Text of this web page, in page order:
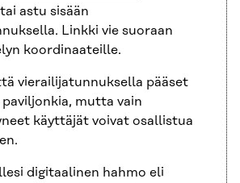
astu sisään
Linkki vie suoraan
koordinaateille.
vierailijatunnuksella pääset
mutta vain
käyttäjät voivat osallistua
digitaalinen hahmo eli